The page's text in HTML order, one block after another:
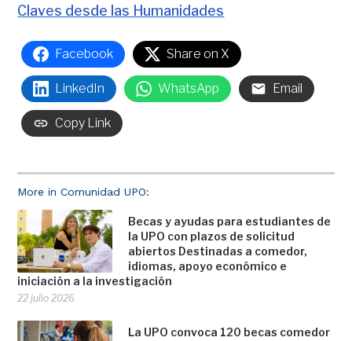
More in Comunidad UPO:
Becas y ayudas para estudiantes de
la UPO con plazos de solicitud
abiertos Destinadas a comedor,
idiomas, apoyo económico e
iniciación a la investigación
22 julio 2026
La UPO convoca 120 becas comedor
Claves desde las Humanidades
Facebook Share on X
LinkedIn WhatsApp Email
Copy Link